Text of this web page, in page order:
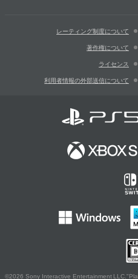
レーティング制度について
著作権について
ライセンス
利用者情報の外部送信について
©2026 Sony Interactive Entertainment